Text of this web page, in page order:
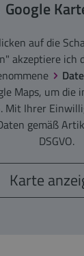
Google
auf die
akzeptiere ich
Maps, um die
Mit Ihrer
gemäß
DSGVO.
Karte